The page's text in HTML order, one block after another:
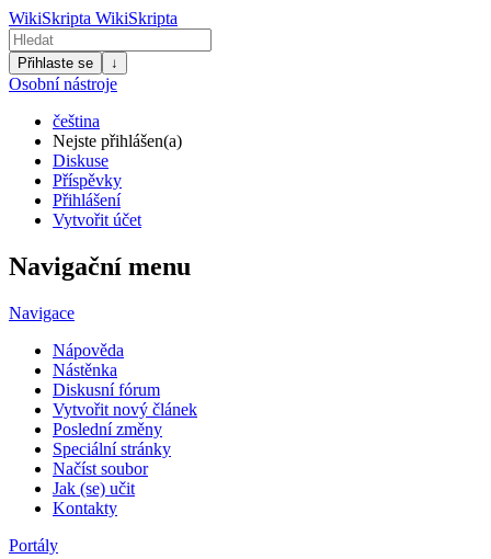
WikiSkripta WikiSkripta
Přihlaste se ↓
Osobní nástroje
čeština
Nejste přihlášen(a)
Diskuse
Příspěvky
Přihlášení
Vytvořit účet
Navigační menu
Navigace
Nápověda
Nástěnka
Diskusní fórum
Vytvořit nový článek
Poslední změny
Speciální stránky
Načíst soubor
Jak (se) učit
Kontakty
Portály